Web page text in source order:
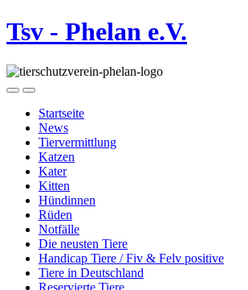
Tsv - Phelan e.V.
Startseite
News
Tiervermittlung
Katzen
Kater
Kitten
Hündinnen
Rüden
Notfälle
Die neusten Tiere
Handicap Tiere / Fiv & Felv positive
Tiere in Deutschland
Reservierte Tiere